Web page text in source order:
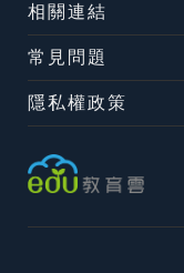
相關連結
常見問題
隱私權政策